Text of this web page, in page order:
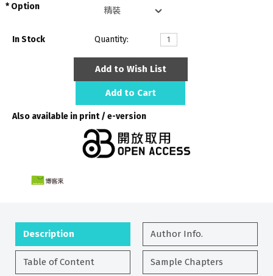
Option
In Stock Quantity:
Add to Wish List
Add to Cart
Also available in print / e-version
Description Author Info.
Table of Content Sample Chapters